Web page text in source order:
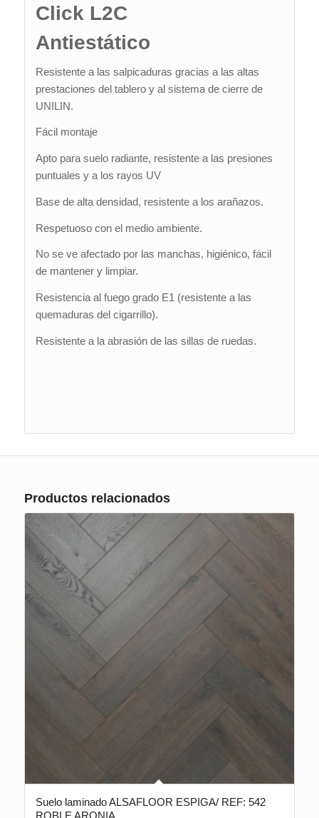
Click L2C
Antiestático
Resistente a las salpicaduras gracias a las altas
prestaciones del tablero y al sistema de cierre de
UNILIN.
Fácil montaje
Apto para suelo radiante, resistente a las presiones
puntuales y a los rayos UV
Base de alta densidad, resistente a los arañazos.
Respetuoso con el medio ambiente.
No se ve afectado por las manchas, higiénico, fácil
de mantener y limpiar.
Resistencia al fuego grado E1 (resistente a las
quemaduras del cigarrillo).
Resistente a la abrasión de las sillas de ruedas.
Productos relacionados
Suelo laminado ALSAFLOOR ESPIGA/ REF: 542
ROBLE ARONIA